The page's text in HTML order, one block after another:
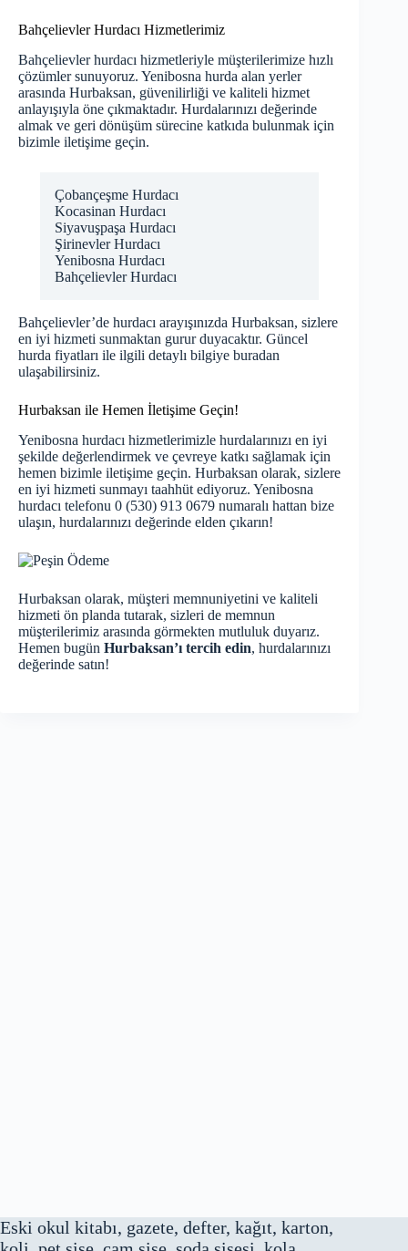
Bahçelievler Hurdacı Hizmetlerimiz
Bahçelievler hurdacı hizmetleriyle müşterilerimize hızlı
çözümler sunuyoruz. Yenibosna hurda alan yerler
arasında Hurbaksan, güvenilirliği ve kaliteli hizmet
anlayışıyla öne çıkmaktadır. Hurdalarınızı değerinde
almak ve geri dönüşüm sürecine katkıda bulunmak için
bizimle iletişime geçin.
Çobançeşme Hurdacı
Kocasinan Hurdacı
Siyavuşpaşa Hurdacı
Şirinevler Hurdacı
Yenibosna Hurdacı
Bahçelievler Hurdacı
Bahçelievler’de hurdacı arayışınızda Hurbaksan, sizlere
en iyi hizmeti sunmaktan gurur duyacaktır. Güncel
hurda fiyatları ile ilgili detaylı bilgiye buradan
ulaşabilirsiniz.
Hurbaksan ile Hemen İletişime Geçin!
Yenibosna hurdacı hizmetlerimizle hurdalarınızı en iyi
şekilde değerlendirmek ve çevreye katkı sağlamak için
hemen bizimle iletişime geçin. Hurbaksan olarak, sizlere
en iyi hizmeti sunmayı taahhüt ediyoruz. Yenibosna
hurdacı telefonu 0 (530) 913 0679 numaralı hattan bize
ulaşın, hurdalarınızı değerinde elden çıkarın!
Hurbaksan olarak, müşteri memnuniyetini ve kaliteli
hizmeti ön planda tutarak, sizleri de memnun
müşterilerimiz arasında görmekten mutluluk duyarız.
Hemen bugün Hurbaksan’ı tercih edin, hurdalarınızı
değerinde satın!
Eski okul kitabı, gazete, defter, kağıt, karton,